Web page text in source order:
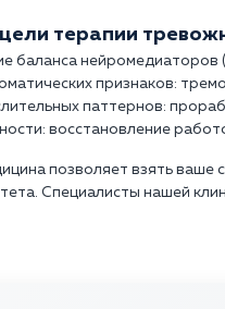
терапии
баланса нейромедиаторов
признаков:
паттернов:
восстановление
позволяет взять
Специалисты нашей